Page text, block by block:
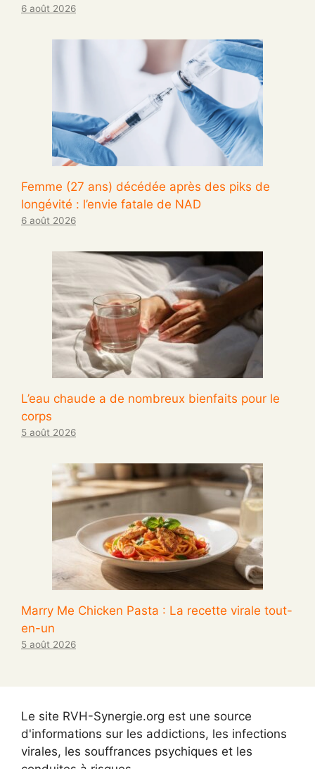
6 août 2026
Femme (27 ans) décédée après des piks de
longévité : l’envie fatale de NAD
6 août 2026
L’eau chaude a de nombreux bienfaits pour le
corps
5 août 2026
Marry Me Chicken Pasta : La recette virale tout-
en-un
5 août 2026
Le site RVH-Synergie.org est une source
d'informations sur les addictions, les infections
virales, les souffrances psychiques et les